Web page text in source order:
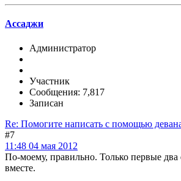
Ассаджи
Администратор
Участник
Сообщения: 7,817
Записан
Re: Помогите написать с помощью
#7
11:48 04 мая 2012
По-моему, правильно. Только первые два
вместе.